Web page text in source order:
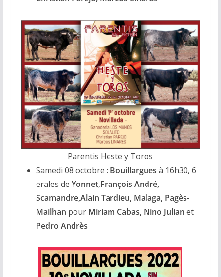
Parentis Heste y Toros
Samedi 08 octobre : Bouillargues à 16h30, 6
erales de Yonnet,François André,
Scamandre,Alain Tardieu, Malaga, Pagès-
Mailhan pour Miriam Cabas, Nino Julian et
Pedro Andrès